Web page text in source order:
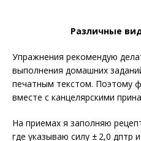
Различные
Упражнения рекомендую
выполнения домашних
печатным текстом. Поэтому
вместе с канцелярскими
На приемах я заполняю
где указываю силу ± 2,0 дптр